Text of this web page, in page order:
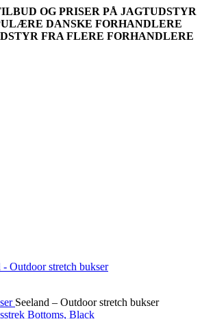
OG PRISER PÅ JAGTUDSTYR
DANSKE FORHANDLERE
FRA FLERE FORHANDLERE
Seeland – Outdoor stretch bukser